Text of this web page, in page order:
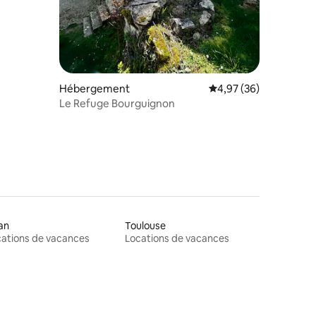
Hébergement Évaluation moyenne
4,97 (36)
Le Refuge Bourguignon
de vacances
Toulouse
Locations de vacances